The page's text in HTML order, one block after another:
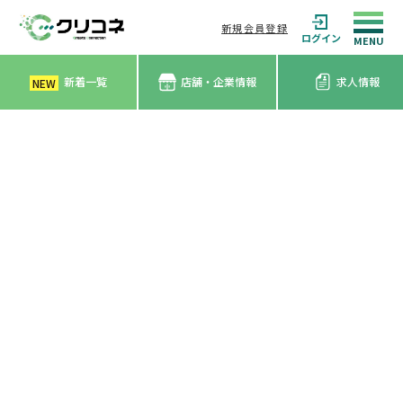
新規会員登録
ログイン
NEW 新着一覧 店舗・企業情報 求人情報